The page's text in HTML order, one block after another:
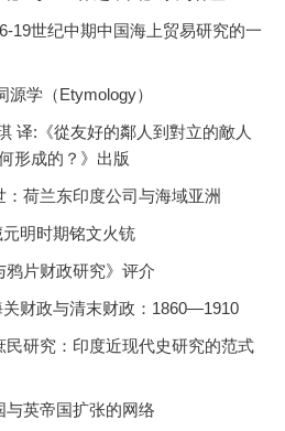
世纪中期中国海上贸易研究的一
学（Etymology）
译:《從友好的鄰人到對立的敵人
形成的？》出版
：荷兰东印度公司与海域亚洲
明时期铭文火铳
鸦片财政研究》评介
财政与清末财政：1860—1910
研究：印度近现代史研究的范式
与英帝国扩张的网络